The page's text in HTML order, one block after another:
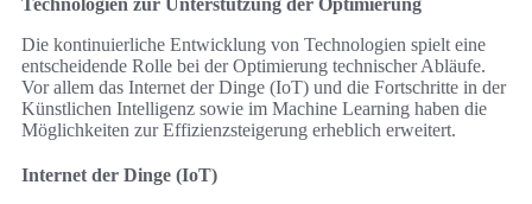
Technologien zur Unterstützung der Optimierung
Die kontinuierliche Entwicklung von Technologien spielt eine
entscheidende Rolle bei der Optimierung technischer Abläufe.
Vor allem das Internet der Dinge (IoT) und die Fortschritte in der
Künstlichen Intelligenz sowie im Machine Learning haben die
Möglichkeiten zur Effizienzsteigerung erheblich erweitert.
Internet der Dinge (IoT)